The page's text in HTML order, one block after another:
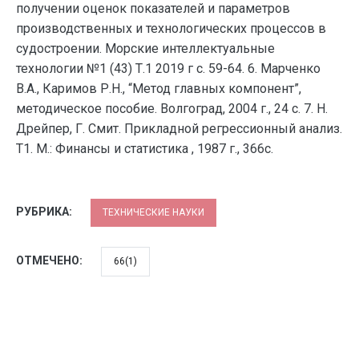
получении оценок показателей и параметров
производственных и технологических процессов в
судостроении. Морские интеллектуальные
технологии №1 (43) Т.1 2019 г с. 59-64. 6. Марченко
В.А., Каримов Р.Н., “Метод главных компонент”,
методическое пособие. Волгоград, 2004 г., 24 с. 7. Н.
Дрейпер, Г. Смит. Прикладной регрессионный анализ.
Т1. М.: Финансы и статистика , 1987 г., 366с.
РУБРИКА: ТЕХНИЧЕСКИЕ НАУКИ
ОТМЕЧЕНО: 66(1)